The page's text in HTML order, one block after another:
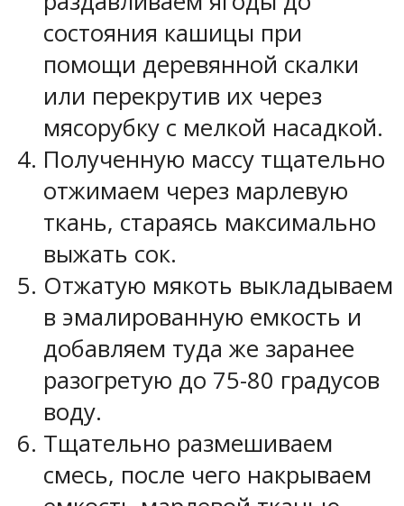
состояния кашицы при
помощи деревянной скалки
или перекрутив их через
мясорубку с мелкой насадкой.
Полученную массу тщательно
отжимаем через марлевую
ткань, стараясь максимально
выжать сок.
Отжатую мякоть выкладываем
в эмалированную емкость и
добавляем туда же заранее
разогретую до 75-80 градусов
воду.
Тщательно размешиваем
смесь, после чего накрываем